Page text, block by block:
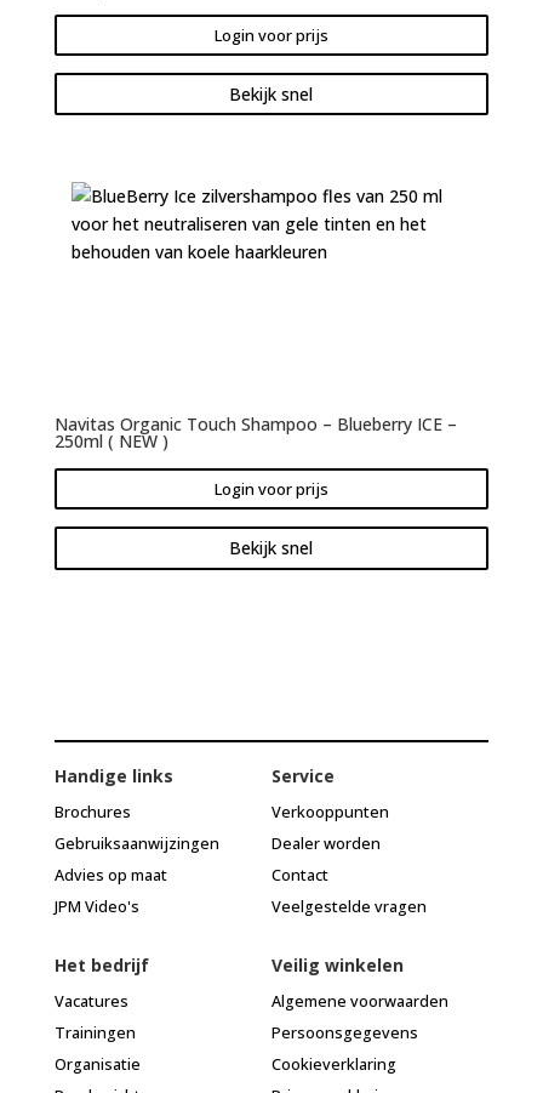
Login voor prijs
Bekijk snel
Navitas Organic Touch Shampoo – Blueberry ICE –
250ml ( NEW )
Login voor prijs
Bekijk snel
Handige links
Brochures
Gebruiksaanwijzingen
Advies op maat
JPM Video's
Service
Verkooppunten
Dealer worden
Contact
Veelgestelde vragen
Het bedrijf
Vacatures
Trainingen
Organisatie
Veilig winkelen
Algemene voorwaarden
Persoonsgegevens
Cookieverklaring